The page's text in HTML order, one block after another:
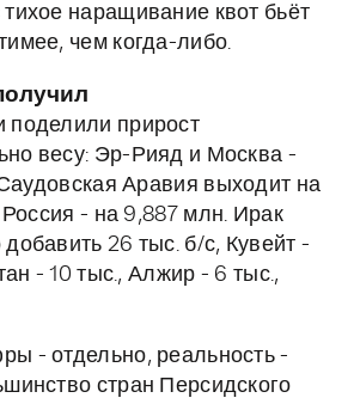
наращивание квот бьёт
чем когда-либо.
поделили прирост
весу: Эр-Рияд и Москва -
Аравия выходит на
- на 9,887 млн. Ирак
26 тыс. б/с, Кувейт -
- 10 тыс., Алжир - 6 тыс.,
- отдельно, реальность -
стран Персидского